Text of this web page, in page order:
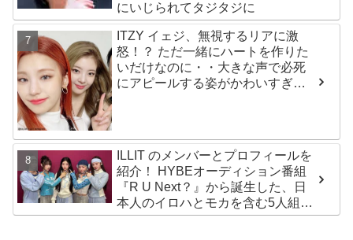
にいじられてタジタジに
ITZY イェジ、無視するリアに激
怒！？ ただ一緒にハートを作りた
いだけなのに・・大きな声で必死
にアピールする姿がかわいすぎる
ILLIT のメンバーとプロフィールを
紹介！ HYBEオーディション番組
『R U Next？』から誕生した、日
本人のイロハとモカを含む5人組ガ
ールズグループ！ デビュー曲